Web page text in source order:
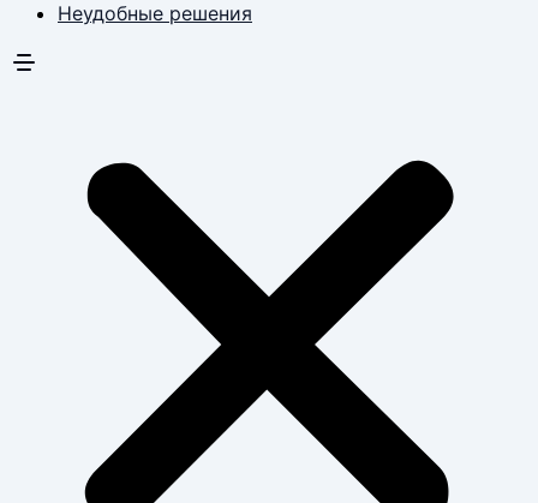
Неудобные решения